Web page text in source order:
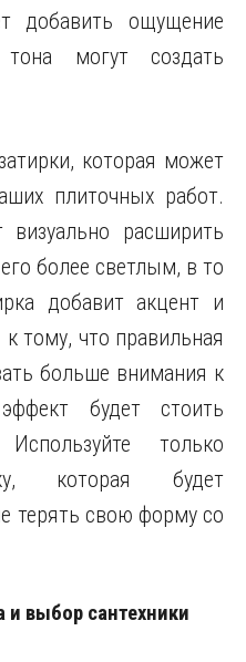
добавить ощущение
могут создать
которая может
плиточных работ.
расширить
более светлым, в то
добавит акцент и
тому, что правильная
больше внимания к
будет стоить
только
которая будет
терять свою форму со
и выбор сантехники